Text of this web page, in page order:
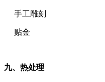
手工雕刻
贴金
九、 热处理